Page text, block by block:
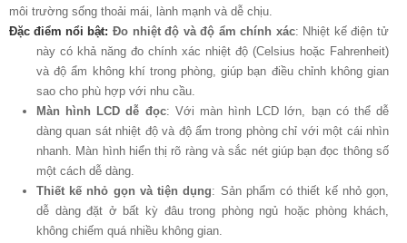
môi trường sống thoải mái, lành mạnh và dễ chịu.
Đặc điểm nổi bật: Đo nhiệt độ và độ ẩm chính xác: Nhiệt kế điện tử
này có khả năng đo chính xác nhiệt độ (Celsius hoặc Fahrenheit)
và độ ẩm không khí trong phòng, giúp bạn điều chỉnh không gian
sao cho phù hợp với nhu cầu.
Màn hình LCD dễ đọc: Với màn hình LCD lớn, bạn có thể dễ
dàng quan sát nhiệt độ và độ ẩm trong phòng chỉ với một cái nhìn
nhanh. Màn hình hiển thị rõ ràng và sắc nét giúp bạn đọc thông số
một cách dễ dàng.
Thiết kế nhỏ gọn và tiện dụng: Sản phẩm có thiết kế nhỏ gọn,
dễ dàng đặt ở bất kỳ đâu trong phòng ngủ hoặc phòng khách,
không chiếm quá nhiều không gian.